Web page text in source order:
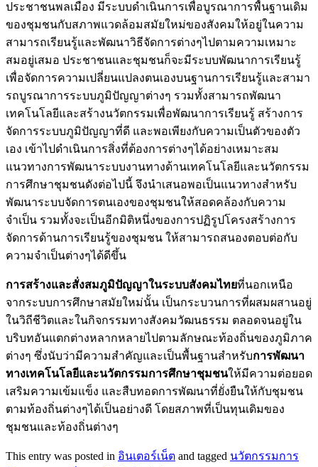
ประชาชนพลเมือง มีระบบดำเนินการเพื่อบูรณาการพื้นฐานเดิม
ของชุมชนกับสภาพแวดล้อมสมัยใหม่ของสังคมให้อยู่ในความ
สามารถเรียนรู้และพัฒนาวิธีจัดการต่างๆไปตามความเหมาะ
สมอยู่เสมอ ประชาชนและชุมชนก็จะมีระบบพัฒนาการเรียนรู้
เพื่อจัดการความเปลี่ยนแปลงตนเองบนฐานการเรียนรู้และสามา
รถบูรณาการระบบภูมิปัญญาต่างๆ รวมทั้งสามารถพัฒนา
เทคโนโลยีและสร้างนวัตกรรมเพื่อพัฒนาการเรียนรู้ สร้างการ
จัดการระบบภูมิปัญญาที่ดี และพอเพียงกับความเป็นตัวของตัว
เอง เข้าไปดำเนินการสิ่งที่ต้องการต่างๆได้อย่างเหมาะสม
แนวทางการพัฒนาระบบงานทางด้านเทคโนโลยีและนวัตกรรม
การศึกษาชุมชนดังต่อไปนี้ จึงนำเสนอพอเป็นแนวทางสำหรับ
พัฒนาระบบจัดการตนเองของชุมชนให้สอดคล้องกับความ
จำเป็น รวมทั้งจะเป็นอีกมิติหนึ่งของการปฏิรูปโครงสร้างการ
จัดการด้านการเรียนรู้ของชุมชน ให้สามารถสนองตอบต่อกับ
ความจำเป็นต่างๆได้ดีขึ้น
การสร้างและสั่งสมภูมิปัญญาในระบบสังคมไทยที่นอกเหนือ
จากระบบการศึกษาสมัยใหม่นั้น เป็นกระบวนการที่ผสมผสานอยู่
ในวิถีชีวิตและในกิจกรรมทางสังคมวัฒนธรรม ตลอดจนอยู่ใน
บริบทอันแตกต่างหลากหลายไปตามลักษณะท้องถิ่นของภูมิภาค
ต่างๆ ซึ่งนับว่ามีความสำคัญและเป็นพื้นฐานสำหรับการพัฒนา
ทางเทคโนโลยีและนวัตกรรมการศึกษาชุมชนให้มีความต่อยอด
เสริมความเข้มแข็ง และสืบทอดการพัฒนาที่ยั่งยืนให้กับชุมชน
ตามท้องถิ่นต่างๆได้เป็นอย่างดี โดยสภาพที่เป็นทุนเดิมของ
ชุมชนและท้องถิ่นต่างๆ
This entry was posted in อินเตอร์เน็ต and tagged นวัตกรรมการ